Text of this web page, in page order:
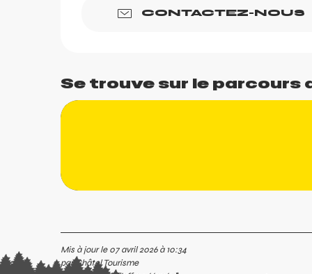
CONTACTEZ-NOUS
Se trouve sur le parcours
Mis à jour le 07 avril 2026 à 10:34
par Châtel Tourisme